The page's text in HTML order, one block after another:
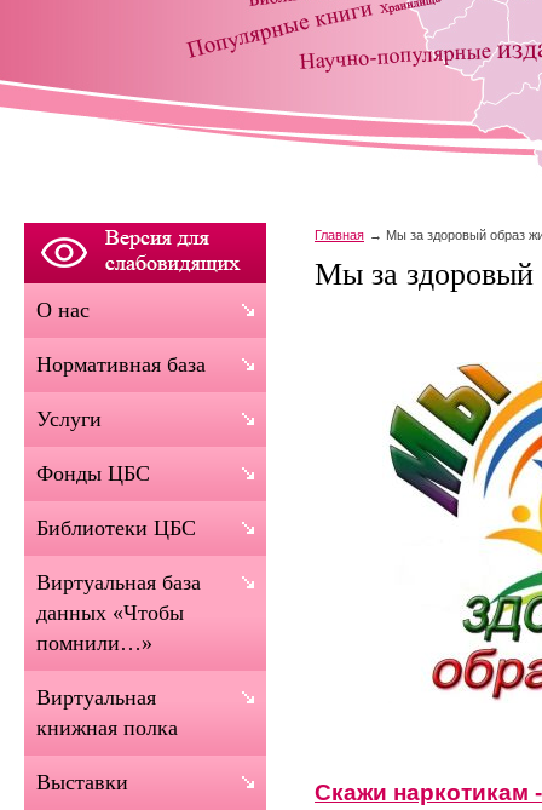
Главная Мы за здоровый образ
Мы за здоровый
Скажи наркотикам
О нас
Нормативная база
Услуги
Фонды ЦБС
Библиотеки ЦБС
Виртуальная база
данных «Чтобы
помнили…»
Виртуальная
книжная полка
Выставки